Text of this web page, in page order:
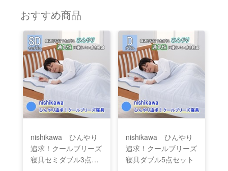
おすすめ商品
nishikawa ひんやり
追求！クールブリーズ
寝具セミダブル3点セ
nishikawa ひんやり
追求！クールブリーズ
寝具ダブル5点セット